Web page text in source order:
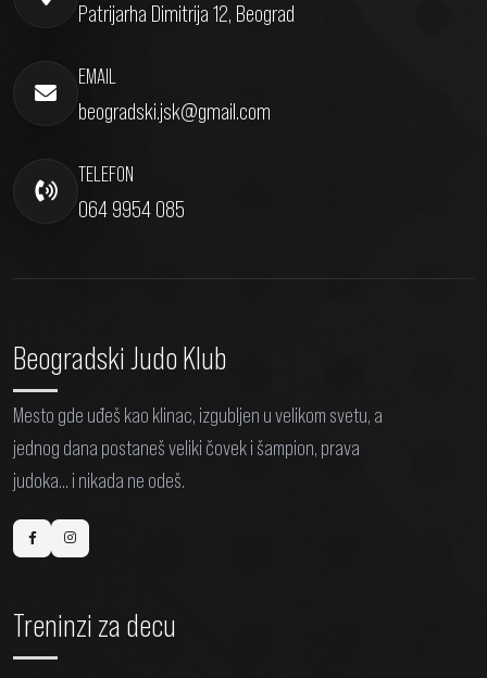
Patrijarha Dimitrija 12, Beograd
EMAIL
beogradski.jsk@gmail.com
TELEFON
064 9954 085
Beogradski Judo Klub
Mesto gde uđeš kao klinac, izgubljen u velikom svetu, a
jednog dana postaneš veliki čovek i šampion, prava
judoka... i nikada ne odeš.
Treninzi za decu